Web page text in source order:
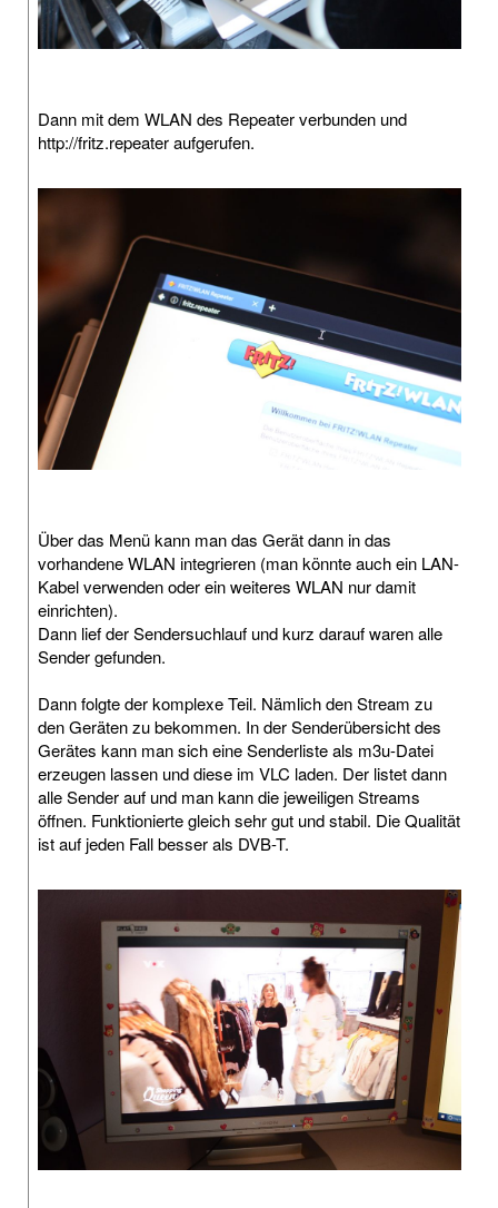
Dann mit dem WLAN des Repeater verbunden und
http://fritz.repeater aufgerufen.
Über das Menü kann man das Gerät dann in das
vorhandene WLAN integrieren (man könnte auch ein LAN-
Kabel verwenden oder ein weiteres WLAN nur damit
einrichten).
Dann lief der Sendersuchlauf und kurz darauf waren alle
Sender gefunden.
Dann folgte der komplexe Teil. Nämlich den Stream zu
den Geräten zu bekommen. In der Senderübersicht des
Gerätes kann man sich eine Senderliste als m3u-Datei
erzeugen lassen und diese im VLC laden. Der listet dann
alle Sender auf und man kann die jeweiligen Streams
öffnen. Funktionierte gleich sehr gut und stabil. Die Qualität
ist auf jeden Fall besser als DVB-T.